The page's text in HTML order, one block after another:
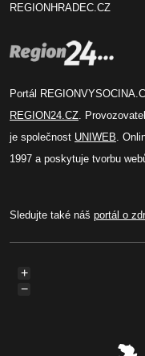
REGIONHRADEC.CZ
Portál
REGION24.CZ .
je společnost UNIWEB .
1997 a poskytuje tvorbu
Sledujte také náš portál o
+
−